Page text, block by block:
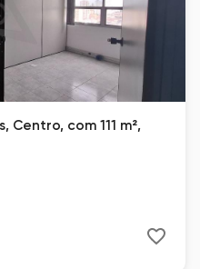
Centro, com 111 m²,